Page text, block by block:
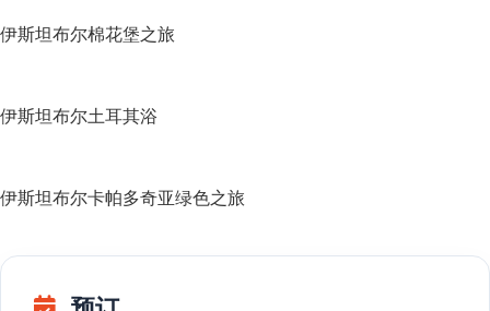
伊斯坦布尔棉花堡之旅
伊斯坦布尔土耳其浴
伊斯坦布尔卡帕多奇亚绿色之旅